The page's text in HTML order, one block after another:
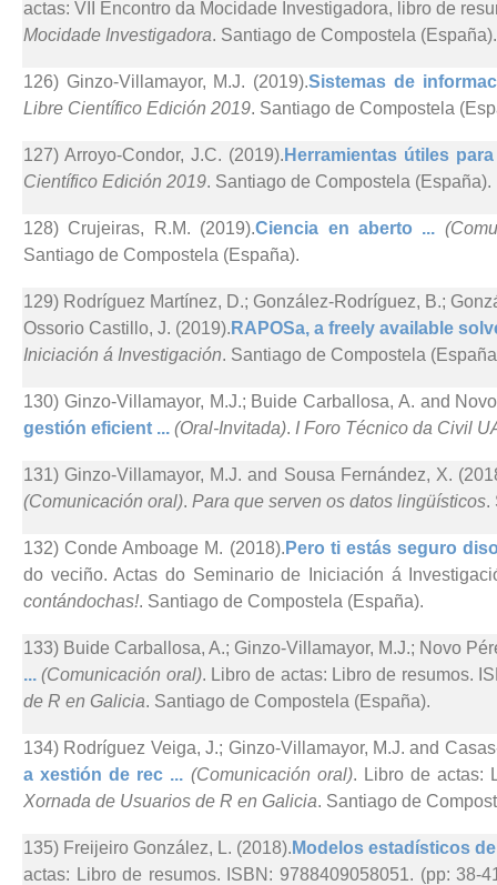
actas: VII Encontro da Mocidade Investigadora, libro de
Mocidade Investigadora. Santiago de Compostela (España).
126) Ginzo-Villamayor, M.J. (2019).Sistemas de
Libre Científico Edición 2019. Santiago de Compostela
127) Arroyo-Condor, J.C. (2019). Herramientas útiles
Científico Edición 2019. Santiago de Compostela (España).
128) Crujeiras, R.M. (2019).Ciencia en aberto ...
Santiago de Compostela (España).
129) Rodríguez Martínez, D.; González-Rodríguez, B.;
Ossorio Castillo, J. (2019). RAPOSa, a freely available
Iniciación á Investigación. Santiago de Compostela
130) Ginzo-Villamayor, M.J.; Buide Carballosa, A. and
gestión eficient ... (Oral-Invitada). I Foro Técnico da Civil
131) Ginzo-Villamayor, M.J. and Sousa Fernández, X.
(Comunicación oral). Para que serven os datos lingüísticos.
132) Conde Amboage M. (2018). Pero ti estás seguro
do veciño. Actas do Seminario de Iniciación á
contándochas!. Santiago de Compostela (España).
133) Buide Carballosa, A.; Ginzo-Villamayor, M.J.; Novo
...(Comunicación oral). Libro de actas: Libro de resumos.
de R en Galicia. Santiago de Compostela (España).
134) Rodríguez Veiga, J.; Ginzo-Villamayor, M.J. and
a xestión de rec ... (Comunicación oral). Libro de actas:
Xornada de Usuarios de R en Galicia. Santiago de
135) Freijeiro González, L. (2018). Modelos estadísticos
actas: Libro de resumos. ISBN: 9788409058051. (pp: 38-